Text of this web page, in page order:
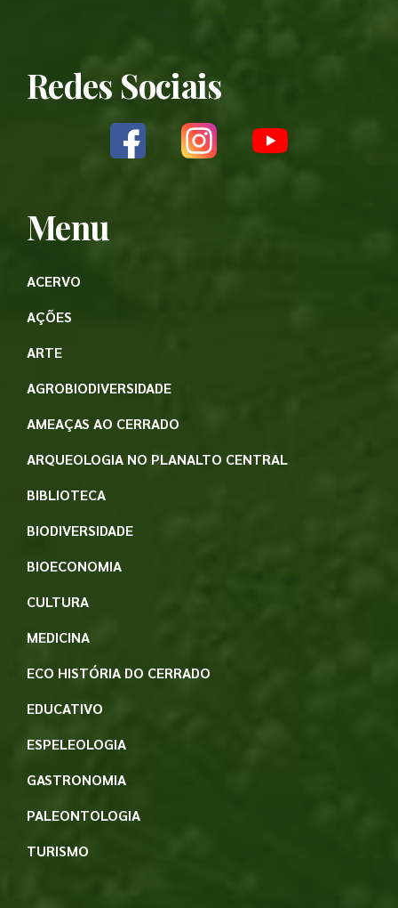
Redes Sociais
Menu
ACERVO
AÇÕES
ARTE
AGROBIODIVERSIDADE
AMEAÇAS AO CERRADO
ARQUEOLOGIA NO PLANALTO CENTRAL
BIBLIOTECA
BIODIVERSIDADE
BIOECONOMIA
CULTURA
MEDICINA
ECO HISTÓRIA DO CERRADO
EDUCATIVO
ESPELEOLOGIA
GASTRONOMIA
PALEONTOLOGIA
TURISMO